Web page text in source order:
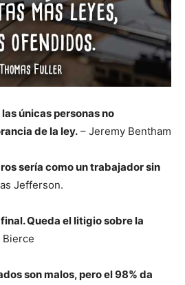
únicas personas no
de la ley. – Jeremy Bentham
sería como un trabajador sin
Jefferson.
Queda el litigio sobre la
Bierce
son malos, pero el 98% da